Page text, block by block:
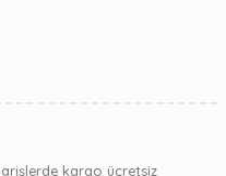
kargo ücretsiz